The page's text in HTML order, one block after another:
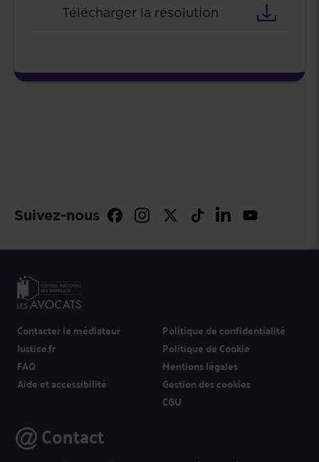
Télécharger la résolution
Suivez-nous
Contacter le médiateur
Justice.fr
FAQ
Aide et accessibilité
Politique de confidentialité
Politique de Cookie
Mentions légales
Gestion des cookies
CGU
Contact